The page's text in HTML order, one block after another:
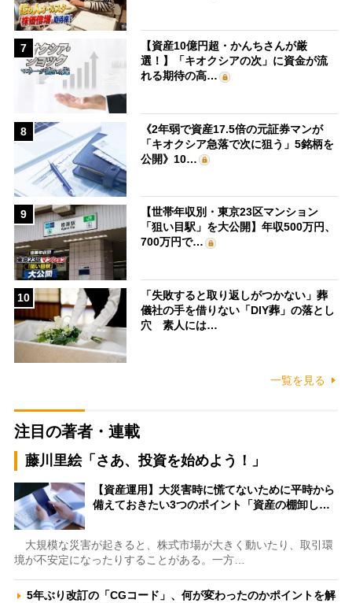
7
【資産10億円超・かんちさんが厳
選！】「キオクシアの次」に資金が流
れる期待の高…
8
《2年弱で資産17.5倍の元証券マンが
「キオクシア急落で次に狙う」5銘柄を
公開》10…
9
【世帯年収別・東京23区マンション
「狙い目駅」を大公開】年収500万円、
700万円で…
10
「失敗すると取り返しがつかない」葬
儀社の手を借りない「DIY葬」の落とし
穴 素人には…
一覧を見る
注目の著者・連載
藤川里絵「さあ、投資を始めよう！」
【資産運用】大災害時に慌てないために平時から
備えておきたい3つのポイント「資産の棚卸し…
大規模な災害が起きると、株式市場が大きく動いたり、取引環
境が不安定になったりすることがある。一方…
5年ぶり改訂の「CGコード」、何が変わったのかポイントを解